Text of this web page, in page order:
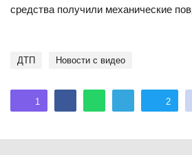
средства получили механические
ДТП Новости с видео
1 2